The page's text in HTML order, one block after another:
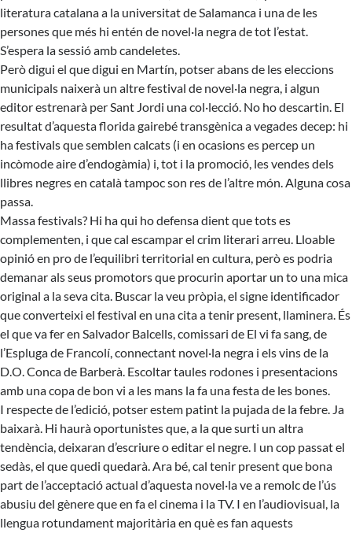
literatura catalana a la universitat de Salamanca i una de les
persones que més hi entén de novel·la negra de tot l’estat.
S’espera la sessió amb candeletes.
Però digui el que digui en Martín, potser abans de les eleccions
municipals naixerà un altre festival de novel·la negra, i algun
editor estrenarà per Sant Jordi una col·lecció. No ho descartin. El
resultat d’aquesta florida gairebé transgènica a vegades decep: hi
ha festivals que semblen calcats (i en ocasions es percep un
incòmode aire d’endogàmia) i, tot i la promoció, les vendes dels
llibres negres en català tampoc son res de l’altre món. Alguna cosa
passa.
Massa festivals? Hi ha qui ho defensa dient que tots es
complementen, i que cal escampar el crim literari arreu. Lloable
opinió en pro de l’equilibri territorial en cultura, però es podria
demanar als seus promotors que procurin aportar un to una mica
original a la seva cita. Buscar la veu pròpia, el signe identificador
que converteixi el festival en una cita a tenir present, llaminera. És
el que va fer en Salvador Balcells, comissari de El vi fa sang, de
l’Espluga de Francolí, connectant novel·la negra i els vins de la
D.O. Conca de Barberà. Escoltar taules rodones i presentacions
amb una copa de bon vi a les mans la fa una festa de les bones.
I respecte de l’edició, potser estem patint la pujada de la febre. Ja
baixarà. Hi haurà oportunistes que, a la que surti un altra
tendència, deixaran d’escriure o editar el negre. I un cop passat el
sedàs, el que quedi quedarà. Ara bé, cal tenir present que bona
part de l’acceptació actual d’aquesta novel·la ve a remolc de l’ús
abusiu del gènere que en fa el cinema i la TV. I en l’audiovisual, la
llengua rotundament majoritària en què es fan aquests